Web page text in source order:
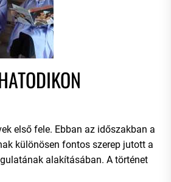
első fele. Ebban az időszakban a
különösen fontos szerep jutott a
alakításában. A történet